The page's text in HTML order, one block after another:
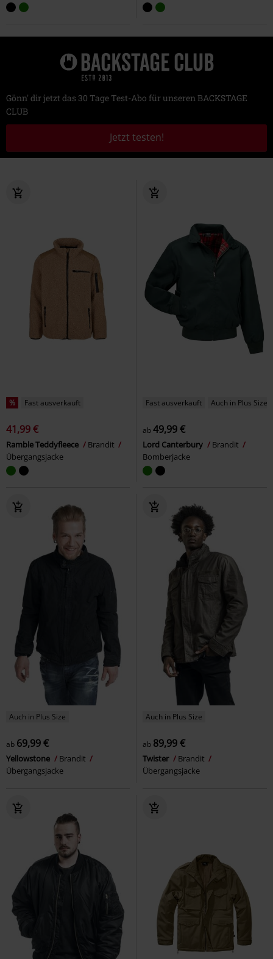
Gönn' dir jetzt das 30 Tage Test-Abo für unseren BACKSTAGE
CLUB
Jetzt testen!
% Fast ausverkauft
41,99 €
Ramble Teddyfleece
Brandit
Übergangsjacke
Fast ausverkauft Auch in Plus Size
ab49,99 €
Lord Canterbury
Brandit
Bomberjacke
Auch in Plus Size
ab 69,99 €
Yellowstone
Brandit
Übergangsjacke
Auch in Plus Size
ab 89,99 €
Twister
Brandit
Übergangsjacke